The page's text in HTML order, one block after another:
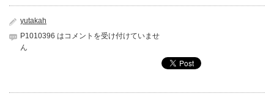
yutakah
P1010396 はコメントを受け付けていませ
ん